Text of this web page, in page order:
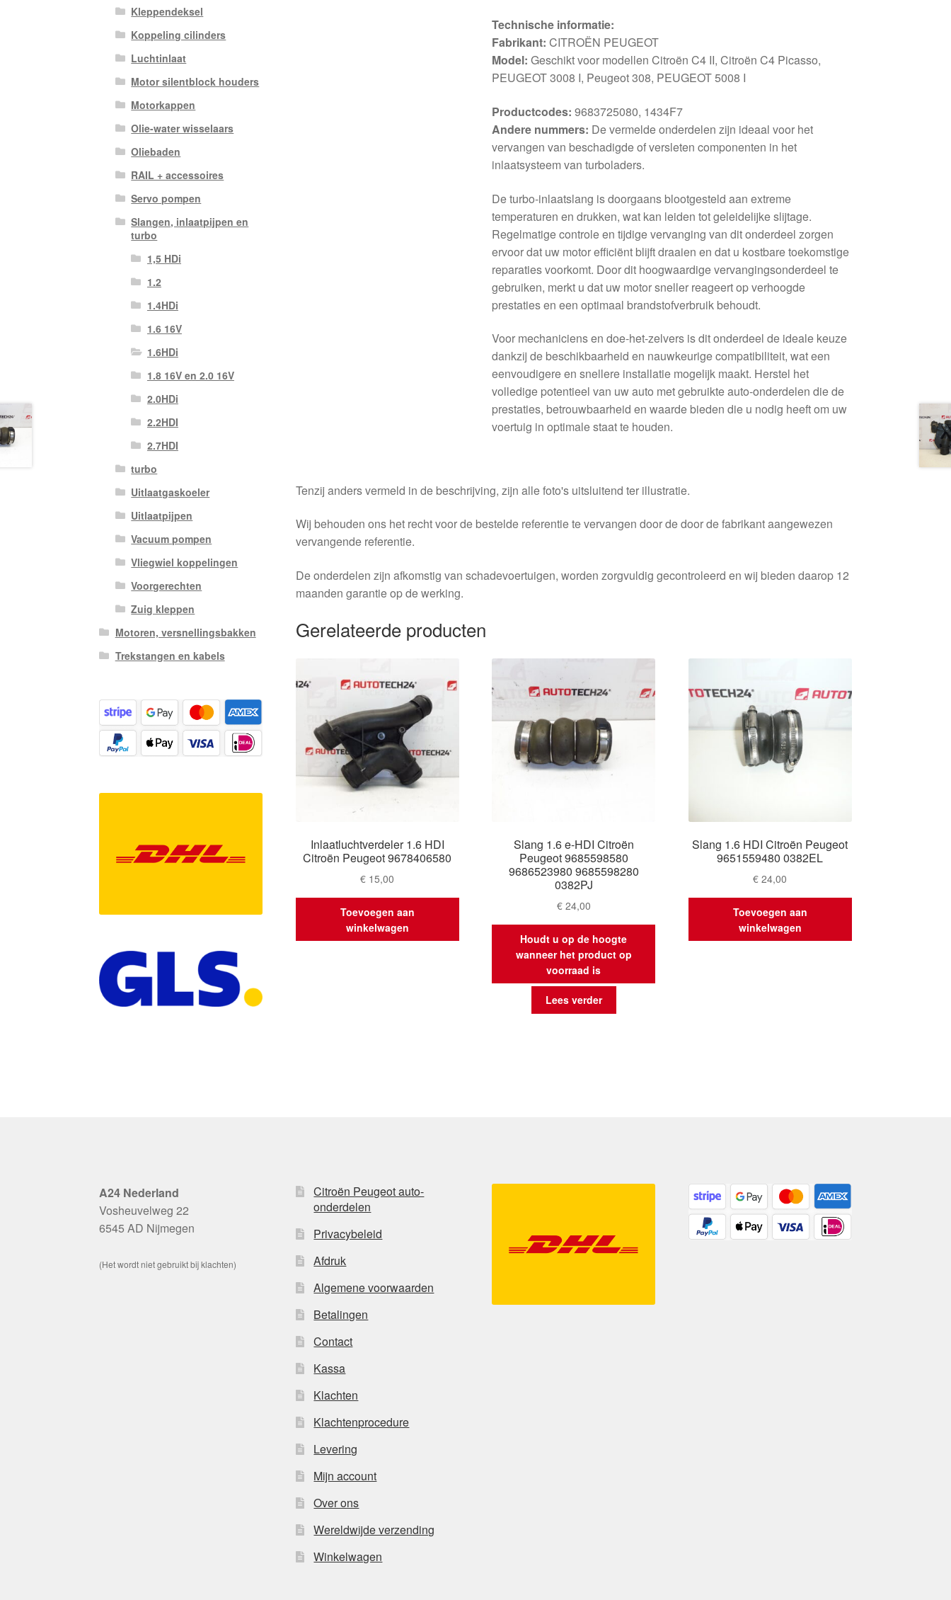
Technische informatie:
Fabrikant: CITROËN PEUGEOT
Model: Geschikt voor modellen Citroën C4 II, Citroën C4 Picasso,
PEUGEOT 3008 I, Peugeot 308, PEUGEOT 5008 I
Productcodes: 9683725080, 1434F7
Andere nummers: De vermelde onderdelen zijn ideaal voor het
vervangen van beschadigde of versleten componenten in het
inlaatsysteem van turboladers.
De turbo-inlaatslang is doorgaans blootgesteld aan extreme
temperaturen en drukken, wat kan leiden tot geleidelijke slijtage.
Regelmatige controle en tijdige vervanging van dit onderdeel zorgen
ervoor dat uw motor efficiënt blijft draaien en dat u kostbare toekomstige
reparaties voorkomt. Door dit hoogwaardige vervangingsonderdeel te
gebruiken, merkt u dat uw motor sneller reageert op verhoogde
prestaties en een optimaal brandstofverbruik behoudt.
Voor mechaniciens en doe-het-zelvers is dit onderdeel de ideale keuze
dankzij de beschikbaarheid en nauwkeurige compatibiliteit, wat een
eenvoudigere en snellere installatie mogelijk maakt. Herstel het
volledige potentieel van uw auto met gebruikte auto-onderdelen die de
prestaties, betrouwbaarheid en waarde bieden die u nodig heeft om uw
voertuig in optimale staat te houden.
Tenzij anders vermeld in de beschrijving, zijn alle foto's uitsluitend ter illustratie.
Wij behouden ons het recht voor de bestelde referentie te vervangen door de door de fabrikant aangewezen
vervangende referentie.
De onderdelen zijn afkomstig van schadevoertuigen, worden zorgvuldig gecontroleerd en wij bieden daarop 12
maanden garantie op de werking.
Gerelateerde producten
Inlaatluchtverdeler 1.6 HDI
Citroën Peugeot 9678406580
€ 15,00
Toevoegen aan
winkelwagen
Slang 1.6 e-HDI Citroën
Peugeot 9685598580
9686523980 9685598280
0382PJ
€24,00
Houdt u op de hoogte
wanneer het product op
voorraad is
Lees verder
Slang 1.6 HDI Citroën Peugeot
9651559480 0382EL
€ 24,00
Toevoegen aan
winkelwagen
Kleppendeksel
Koppeling cilinders
Luchtinlaat
Motor silentblock houders
Motorkappen
Olie-water wisselaars
Oliebaden
RAIL + accessoires
Servo pompen
Slangen, inlaatpijpen en
turbo
1,5 HDi
1.2
1.4HDi
1.6 16V
1.6HDi
1.8 16V en 2.0 16V
2.0HDi
2.2HDI
2.7HDI
turbo
Uitlaatgaskoeler
Uitlaatpijpen
Vacuum pompen
Vliegwiel koppelingen
Voorgerechten
Zuig kleppen
Motoren, versnellingsbakken
Trekstangen en kabels
A24 Nederland
Vosheuvelweg 22
6545 AD Nijmegen
(Het wordt niet gebruikt bij klachten)
Citroën Peugeot auto-
onderdelen
Privacybeleid
Afdruk
Algemene voorwaarden
Betalingen
Contact
Kassa
Klachten
Klachtenprocedure
Levering
Mijn account
Over ons
Wereldwijde verzending
Winkelwagen